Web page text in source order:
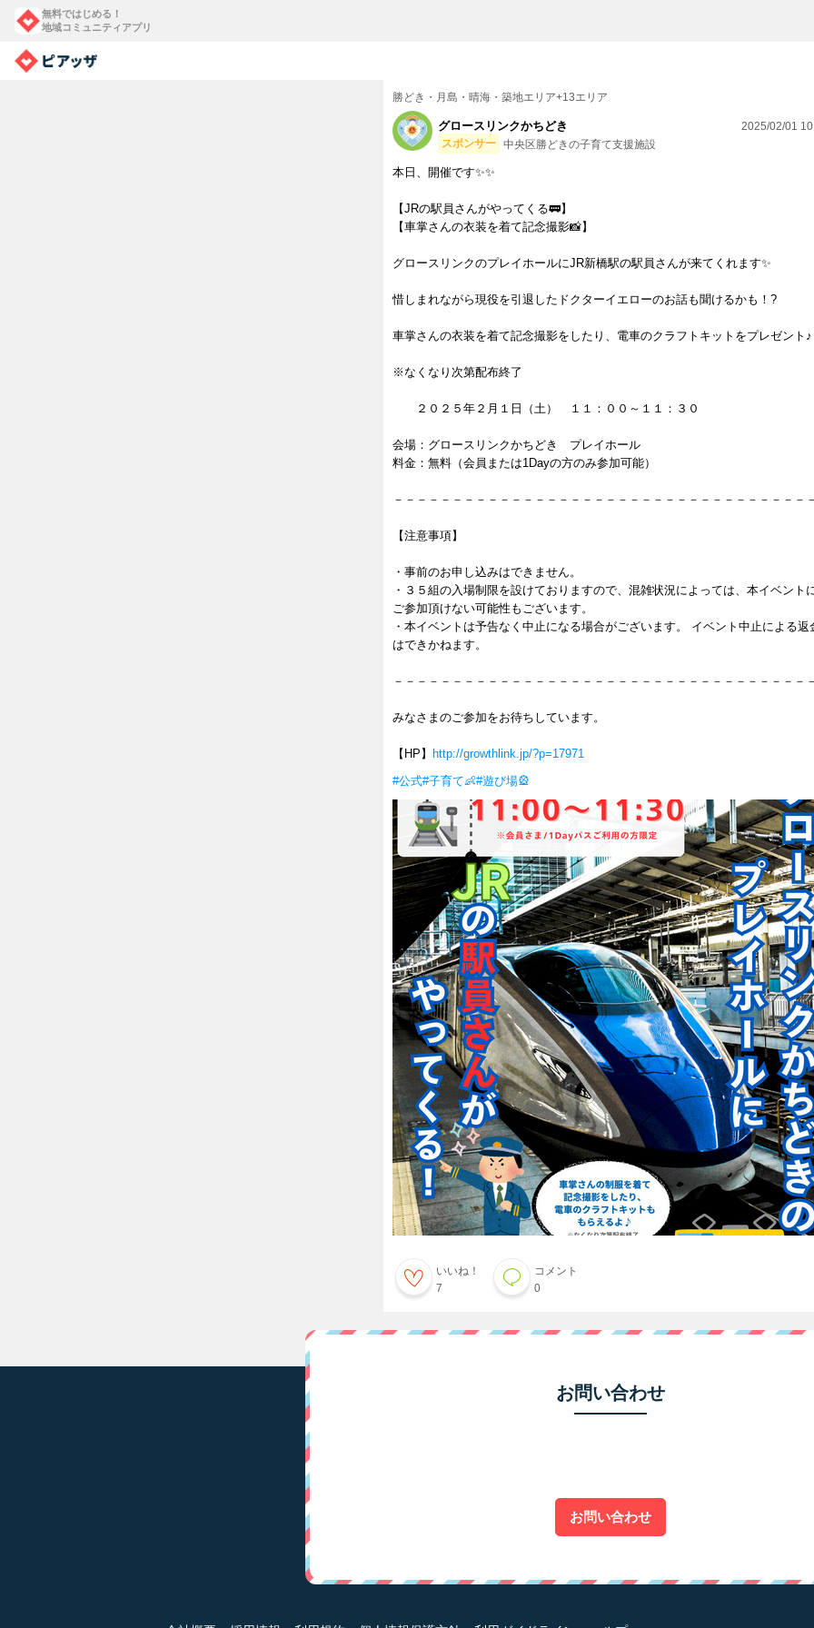
無料ではじめる！
地域コミュニティアプリ
勝どき・月島・晴海・築地エリア+13エリア
グロースリンクかちどき
スポンサー 中央区勝どきの子育て支援施設
2025/02/01
本日、開催です✨✨
【JRの駅員さんがやってくる🚃】
【車掌さんの衣装を着て記念撮影📸】
グロースリンクのプレイホールにJR新橋駅の駅員さんが来てくれます✨
惜しまれながら現役を引退したドクターイエローのお話も聞けるかも！?
車掌さんの衣装を着て記念撮影をしたり、電車のクラフトキットをプレゼント♪
※なくなり次第配布終了
２０２５年２月１日（土） １１：００～１１：３０
会場：グロースリンクかちどき プレイホール
料金：無料（会員または1Dayの方のみ参加可能）
－－－－－－－－－－－－－－－－－－－－－－－－－－－－－－－－－－－－
【注意事項】
・事前のお申し込みはできません。
・３５組の入場制限を設けておりますので、混雑状況によっては、本イベント
ご参加頂けない可能性もございます。
・本イベントは予告なく中止になる場合がございます。 イベント中止による返
はできかねます。
－－－－－－－－－－－－－－－－－－－－－－－－－－－－－－－－－－－－
みなさまのご参加をお待ちしています。
【HP】
http://growthlink.jp/?p=17971
#公式#子育て👶#遊び場🎡
いいね！
7
コメント
0
お問い合わせ
お問い合わせ